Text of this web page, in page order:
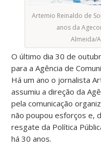
Artemio Reinaldo de
anos da
Almeida/
O último dia 30 de
para a Agência de
Há um ano o jornalista
assumiu a direção da
pela comunicação
não poupou esforços e,
resgate da Política
há 30 anos.